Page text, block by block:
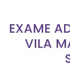
EXAME
VILA